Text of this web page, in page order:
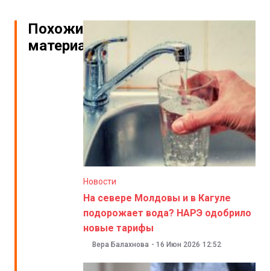
Похожие
материалы
Новости
На севере Молдовы и в Кагуле
подорожает вода? НАРЭ одобрило
новые тарифы
Вера Балахнова - 16 Июн 2026 12:52